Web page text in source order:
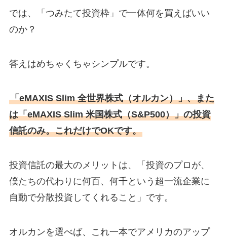
では、「つみたて投資枠」で一体何を買えばいい
のか？
答えはめちゃくちゃシンプルです。
「eMAXIS Slim 全世界株式（オルカン）」、また
は「eMAXIS Slim 米国株式（S&P500）」の投資
信託のみ。これだけでOKです。
投資信託の最大のメリットは、「投資のプロが、
僕たちの代わりに何百、何千という超一流企業に
自動で分散投資してくれること」です。
オルカンを選べば、これ一本でアメリカのアップ